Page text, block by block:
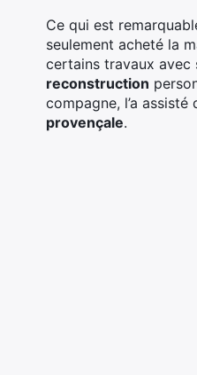
Ce qui est
seulement acheté la
certains travaux avec
reconstruction
compagne, l’a
provençale.